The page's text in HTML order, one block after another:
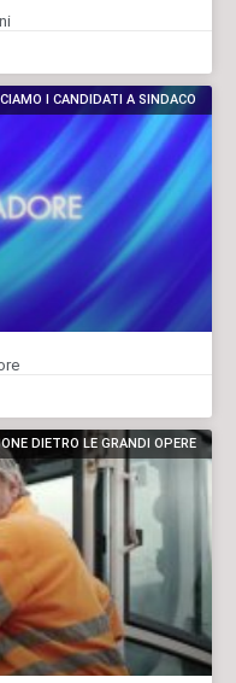
I CANDIDATI A SINDACO
DIETRO LE GRANDI OPERE